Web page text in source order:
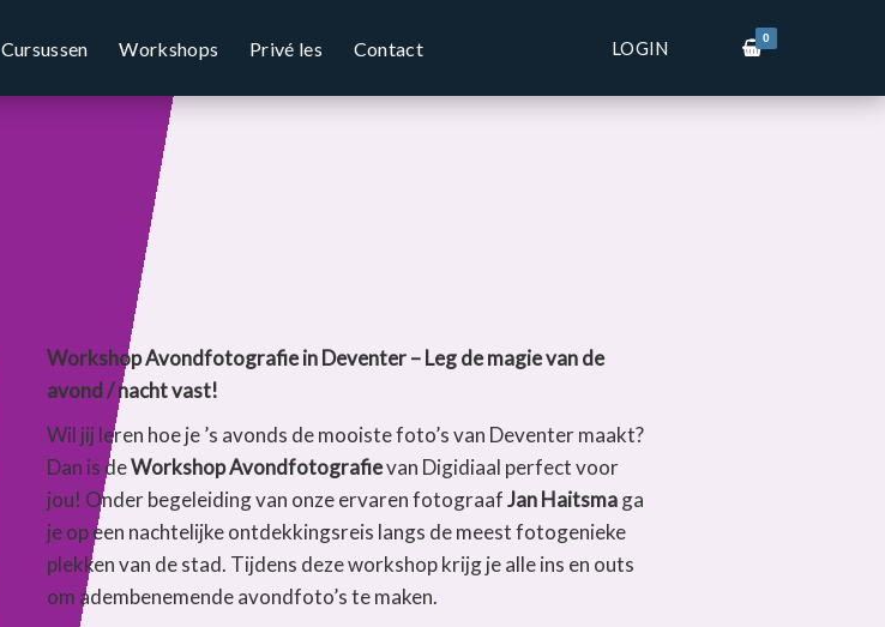
Cursussen Workshops Privé les Contact LOGIN 0
Workshop Avondfotografie in Deventer – Leg de magie van de
avond / nacht vast!
Wil jij leren hoe je ’s avonds de mooiste foto’s van Deventer maakt?
Dan is deWorkshop Avondfotografievan Digidiaal perfect voor
jou! Onder begeleiding van onze ervaren fotograafJan Haitsmaga
je op een nachtelijke ontdekkingsreis langs de meest fotogenieke
plekken van de stad. Tijdens deze workshop krijg je alle ins en outs
om adembenemende avondfoto’s te maken.